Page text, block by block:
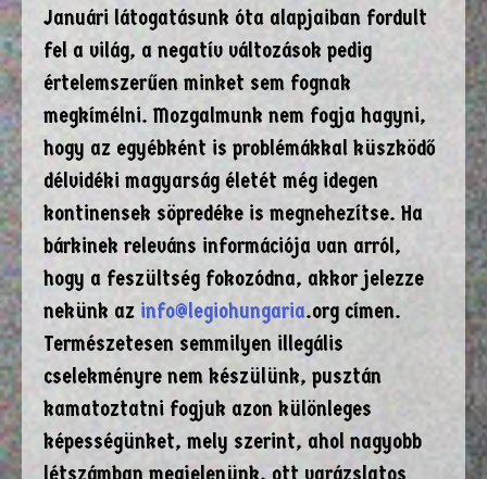
Januári látogatásunk óta alapjaiban fordult
fel a világ, a negatív változások pedig
értelemszerűen minket sem fognak
megkímélni. Mozgalmunk nem fogja hagyni,
hogy az egyébként is problémákkal küszködő
délvidéki magyarság életét még idegen
kontinensek söpredéke is megnehezítse. Ha
bárkinek releváns információja van arról,
hogy a feszültség fokozódna, akkor jelezze
nekünk az info@legiohungaria.org címen.
Természetesen semmilyen illegális
cselekményre nem készülünk, pusztán
kamatoztatni fogjuk azon különleges
képességünket, mely szerint, ahol nagyobb
létszámban megjelenünk, ott varázslatos